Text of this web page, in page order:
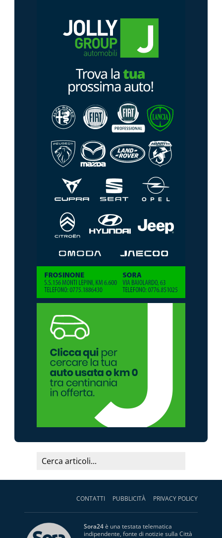
CONTATTI PUBBLICITÀ PRIVACY POLICY
Sora24è una testata telematica
indipendente, fonte di notizie sulla Città